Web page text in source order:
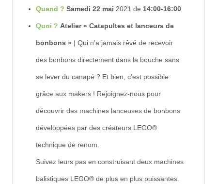
Quand ? Samedi 22 mai 2021 de 14:00-16:00
Quoi ? Atelier « Catapultes et lanceurs de
bonbons » | Qui n’a jamais rêvé de recevoir
des bonbons directement dans la bouche sans
se lever du canapé ? Et bien, c’est possible
grâce aux makers ! Rejoignez-nous pour
découvrir des machines lanceuses de bonbons
développées par des créateurs LEGO®
technique de renom.
Suivez leurs pas en construisant deux machines
balistiques LEGO® de plus en plus puissantes.